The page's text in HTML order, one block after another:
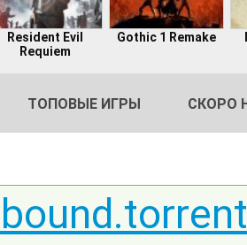
Resident Evil
Requiem
Gothic 1 Remake
ТОПОВЫЕ ИГРЫ СКОРО